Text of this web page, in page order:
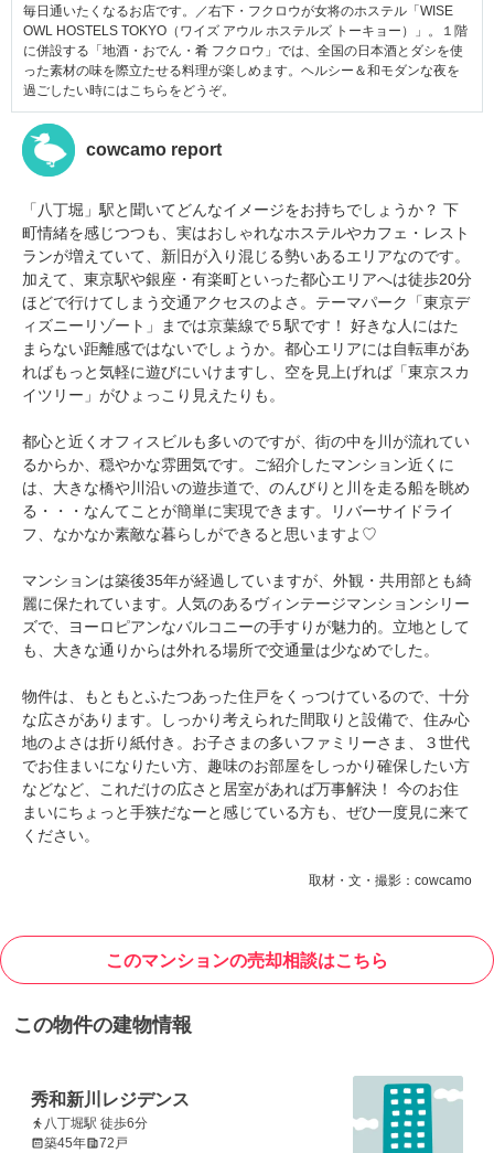
毎日通いたくなるお店です。／右下・フクロウが女将のホステル「WISE
OWL HOSTELS TOKYO（ワイズ アウル ホステルズ トーキョー）」。１階
に併設する「地酒・おでん・肴 フクロウ」では、全国の日本酒とダシを使
った素材の味を際立たせる料理が楽しめます。ヘルシー＆和モダンな夜を
過ごしたい時にはこちらをどうぞ。
cowcamo report
「八丁堀」駅と聞いてどんなイメージをお持ちでしょうか？ 下
町情緒を感じつつも、実はおしゃれなホステルやカフェ・レスト
ランが増えていて、新旧が入り混じる勢いあるエリアなのです。
加えて、東京駅や銀座・有楽町といった都心エリアへは徒歩20分
ほどで行けてしまう交通アクセスのよさ。テーマパーク「東京デ
ィズニーリゾート」までは京葉線で５駅です！ 好きな人にはた
まらない距離感ではないでしょうか。都心エリアには自転車があ
ればもっと気軽に遊びにいけますし、空を見上げれば「東京スカ
イツリー」がひょっこり見えたりも。
都心と近くオフィスビルも多いのですが、街の中を川が流れてい
るからか、穏やかな雰囲気です。ご紹介したマンション近くに
は、大きな橋や川沿いの遊歩道で、のんびりと川を走る船を眺め
る・・・なんてことが簡単に実現できます。リバーサイドライ
フ、なかなか素敵な暮らしができると思いますよ♡
マンションは築後35年が経過していますが、外観・共用部とも綺
麗に保たれています。人気のあるヴィンテージマンションシリー
ズで、ヨーロピアンなバルコニーの手すりが魅力的。立地として
も、大きな通りからは外れる場所で交通量は少なめでした。
物件は、もともとふたつあった住戸をくっつけているので、十分
な広さがあります。しっかり考えられた間取りと設備で、住み心
地のよさは折り紙付き。お子さまの多いファミリーさま、３世代
でお住まいになりたい方、趣味のお部屋をしっかり確保したい方
などなど、これだけの広さと居室があれば万事解決！ 今のお住
まいにちょっと手狭だなーと感じている方も、ぜひ一度見に来て
ください。
取材・文・撮影：cowcamo
このマンションの売却相談はこちら
この物件の建物情報
秀和新川レジデンス
八丁堀駅 徒歩6分
築45年
72戸